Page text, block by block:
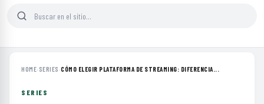
HOME› SERIES ›CÓMO ELEGIR PLATAFORMA DE STREAMING: DIFERENCIA...
SERIES